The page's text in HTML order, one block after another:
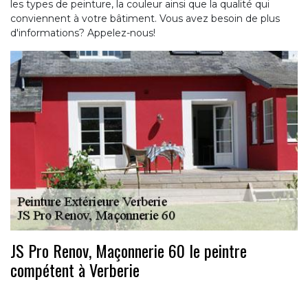
les types de peinture, la couleur ainsi que la qualité qui
conviennent à votre bâtiment. Vous avez besoin de plus
d'informations? Appelez-nous!
JS Pro Renov, Maçonnerie 60 le peintre
compétent à Verberie